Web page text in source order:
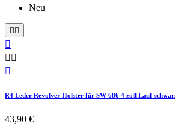
Neu


 

R4 Leder Revolver Holster für SW 686 4 zoll Lauf
43,90 €